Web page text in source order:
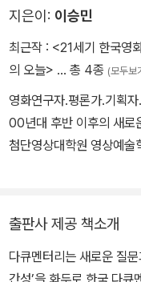
지은이: 이승민
최근작 : <21세기 한국영
의 오늘> … 총 4종 (모두보
영화연구자.평론가.기획
00년대 후반 이후의 새로
첨단영상대학원 영상예술
고, 기획 편집 저서로는 《
의 시선》(2019)이 있다.
출판사 제공 책소개
다큐멘터리는 새로운 질